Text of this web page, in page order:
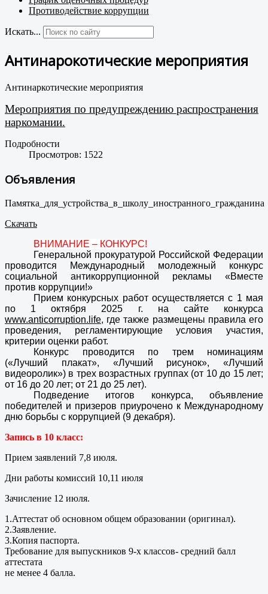
Противодействие коррупции
Искать...
Антинарокотические мероприятия
Антинаркотические мероприятия
Мероприятия по предупреждению распространения
наркомании.
Подробности
Просмотров: 1522
Объявления
Памятка_для_устройства_в_школу_иностранного_гражданина
Скачать
ВНИМАНИЕ – КОНКУРС!
Генеральной прокуратурой Российской Федерации
проводится Международный молодежный конкурс
социальной антикоррупционной рекламы «Вместе
против коррупции!»
Прием конкурсных работ осуществляется с 1 мая
по 1 октября 2025 г. на сайте конкурса
www.anticorruption.life, где также размещены правила его
проведения, регламентирующие условия участия,
критерии оценки работ.
Конкурс проводится по трем номинациям
(«Лучший плакат», «Лучший рисунок», «Лучший
видеоролик») в трех возрастных группах (от 10 до 15 лет;
от 16 до 20 лет; от 21 до 25 лет).
Подведение итогов конкурса, объявление
победителей и призеров приурочено к Международному
дню борьбы с коррупцией (9 декабря).
Запись в 10 класс:
Прием заявлений 7,8 июля.
Дни работы комиссий 10,11 июля
Зачисление 12 июля.
1.Аттестат об основном общем образовании (оригинал).
2.Заявление.
3.Копия паспорта.
Требование для выпускников 9-х классов- средний балл
аттестата
не менее 4 балла.